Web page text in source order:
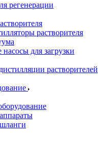
регенерации
растворителя
для загрузки
растворителей